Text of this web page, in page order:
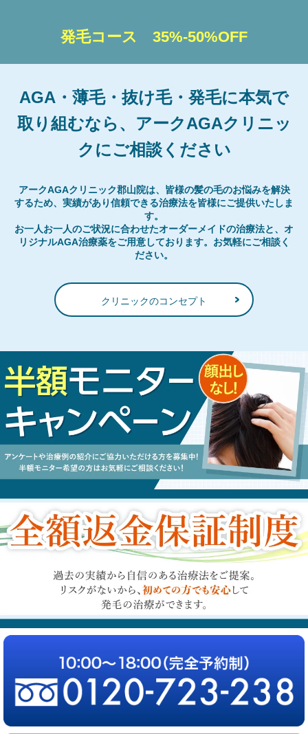
発毛コース 35%-50%OFF
AGA・薄毛・抜け毛・発毛に本気で
取り組むなら、アークAGAクリニッ
クにご相談ください
アークAGAクリニック郡山院は、皆様の髪の毛のお悩みを解決
するため、実績があり信頼できる治療法を皆様にご提供いたしま
す。
お一人お一人のご状況に合わせたオーダーメイドの治療法と、オ
リジナルAGA治療薬をご用意しております。お気軽にご相談く
ださい。
クリニックのコンセプト